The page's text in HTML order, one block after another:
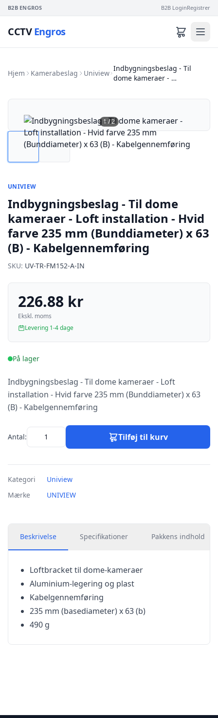
B2B ENGROS B2B LoginRegistrer
CCTVEngros
Hjem Kamerabeslag Uniview
Indbygningsbeslag - Til
dome kameraer - …
1/2
UNIVIEW
Indbygningsbeslag - Til dome
kameraer - Loft installation - Hvid
farve 235 mm (Bunddiameter) x 63
(B) - Kabelgennemføring
SKU: UV-TR-FM152-A-IN
226.88 kr
Ekskl. moms
Levering 1-4 dage
På lager
Indbygningsbeslag - Til dome kameraer - Loft
installation - Hvid farve 235 mm (Bunddiameter) x 63
(B) - Kabelgennemføring
Antal: Tilføj til kurv
Kategori
Uniview
Mærke
UNIVIEW
Beskrivelse Specifikationer Pakkens indhold
Loftbracket til dome-kameraer
Aluminium-legering og plast
Kabelgennemføring
235 mm (basediameter) x 63 (b)
490 g